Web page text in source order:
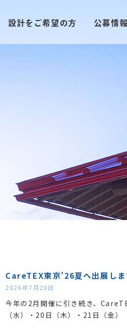
設計をご希望の方 公募情報
CareTEX東京’26夏へ出展しま
2026年7月20日
今年の2月開催に引き続き、
（水）・20日（木）・21日（金